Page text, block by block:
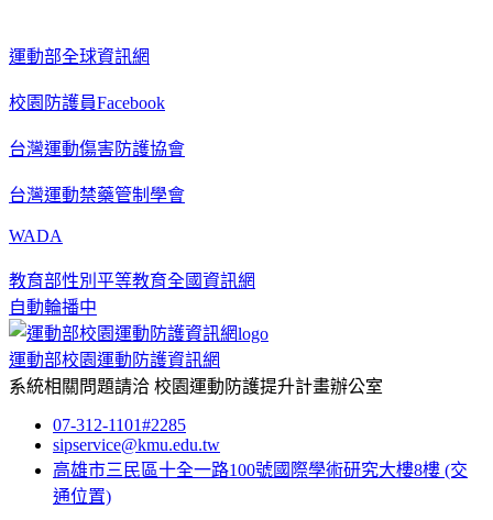
運動部全球資訊網
校園防護員Facebook
台灣運動傷害防護協會
台灣運動禁藥管制學會
WADA
教育部性別平等教育全國資訊網
自動輪播中
運動部校園運動防護資訊網
系統相關問題請洽 校園運動防護提升計畫辦公室
07-312-1101#2285
sipservice@kmu.edu.tw
高雄市三民區十全一路100號國際學術研究大樓8樓 (交
通位置)